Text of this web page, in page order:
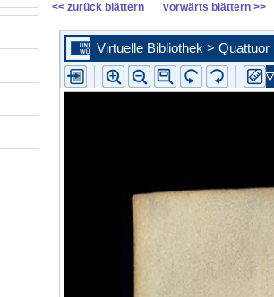
<< zurück blättern vorwärts blättern >>